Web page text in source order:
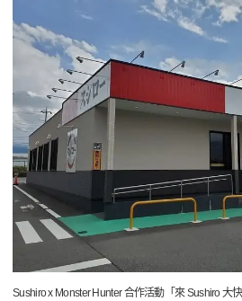
Sushiro x Monster Hunter 合作活動「來 Sushiro 大